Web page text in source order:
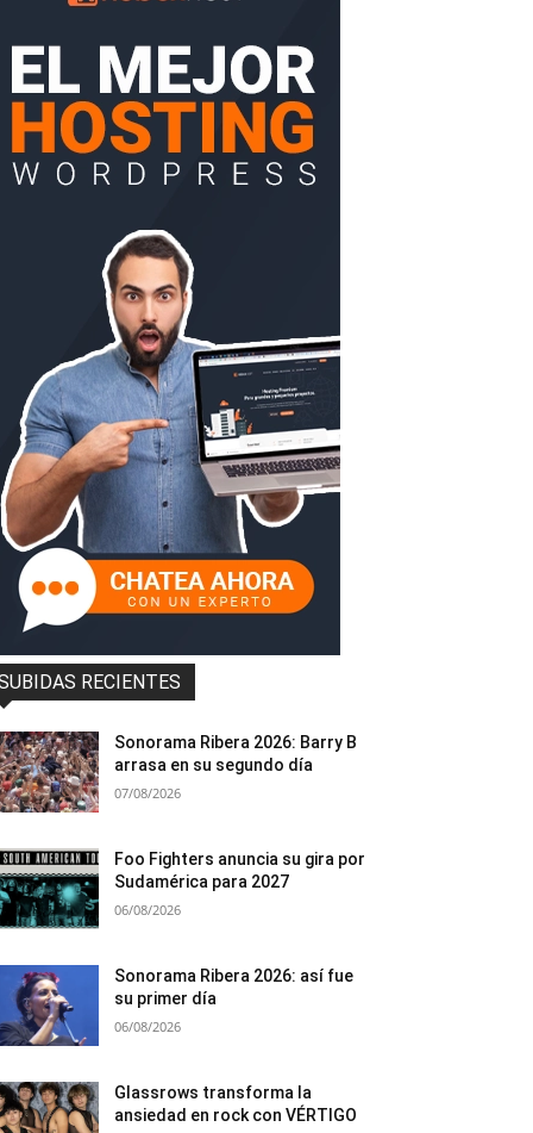
RECIENTES
Sonorama Ribera 2026: Barry B
arrasa en su segundo día
07/08/2026
Foo Fighters anuncia su gira por
Sudamérica para 2027
06/08/2026
Sonorama Ribera 2026: así fue
su primer día
06/08/2026
Glassrows transforma la
ansiedad en rock con VÉRTIGO